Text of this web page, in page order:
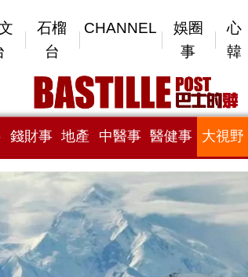
石榴
台
CHANNEL
娛圈
事
心
韓
錢財事 地產 中醫事 醫健事 大視野